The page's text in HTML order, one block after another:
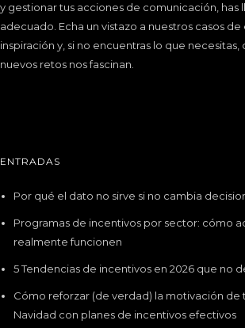
y gestionar tus acciones de comunicación, has
adecuado. Echa un vistazo a nuestros casos de
inspiración y, si no encuentras lo que necesitas,
nuevos retos nos fascinan.
ENTRADAS
Por qué el dato no sirve si no cambia
Programas de incentivos por sector: cómo
realmente funcionen
5 Tendencias de incentivos en 2026 que no
Cómo reforzar (de verdad) la motivación de
Navidad con planes de incentivos efectivos